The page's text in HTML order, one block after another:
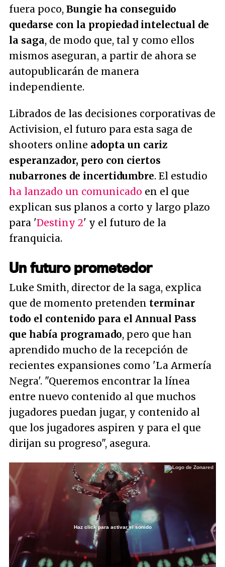
fuera poco, Bungie ha conseguido
quedarse con la propiedad intelectual de
la saga, de modo que, tal y como ellos
mismos aseguran, a partir de ahora se
autopublicarán de manera
independiente.
Librados de las decisiones corporativas de
Activision, el futuro para esta saga de
shooters online adopta un cariz
esperanzador, pero con ciertos
nubarrones de incertidumbre. El estudio
ha lanzado un comunicado en el que
explican sus planos a corto y largo plazo
para 'Destiny 2' y el futuro de la
franquicia.
Un futuro prometedor
Luke Smith, director de la saga, explica
que de momento pretenden terminar
todo el contenido para el Annual Pass
que había programado, pero que han
aprendido mucho de la recepción de
recientes expansiones como 'La Armería
Negra'. "Queremos encontrar la línea
entre nuevo contenido al que muchos
jugadores puedan jugar, y contenido al
que los jugadores aspiren y para el que
dirijan su progreso", asegura.
Unmute
Loaded
100.00%
Haz click para activar el sonido